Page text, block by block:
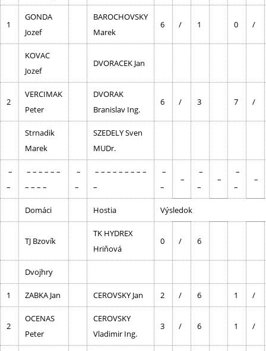
1
GONDA
Jozef
BAROCHOVSKY
Marek
6 / 1 0 /
KOVAC
Jozef
DVORACEK Jan
2
VERCIMAK
Peter
DVORAK
Branislav Ing.
6 / 3 7 /
Strnadik
Marek
SZEDELY Sven
MUDr.
–
–
– – – – – –
– – – –
–
–
– – – – – – – – –
–
–
–
–
–
–
–
–
–
–
Domáci Hostia Výsledok
TJ Bzovík
TK HYDREX
Hriňová
0 / 6
Dvojhry
1 ZABKA Jan CEROVSKY Jan 2 / 6 1 /
2
OCENAS
Peter
CEROVSKY
Vladimir Ing.
3 / 6 1 /